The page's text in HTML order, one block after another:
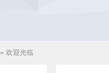
» 欢迎光临